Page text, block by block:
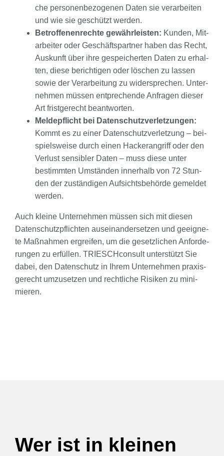
che per­so­nen­be­zo­ge­nen Daten sie ver­ar­bei­ten
und wie sie geschützt wer­den.
Betrof­fe­nen­rech­te gewähr­leis­ten: Kun­den, Mit­
ar­bei­ter oder Geschäfts­part­ner haben das Recht,
Aus­kunft über ihre gespei­cher­ten Daten zu erhal­
ten, die­se berich­ti­gen oder löschen zu las­sen
sowie der Ver­ar­bei­tung zu wider­spre­chen. Unter­
neh­men müs­sen ent­pre­chen­de Anfra­gen die­ser
Art frist­ge­recht beant­wor­ten.
Mel­de­pflicht bei Daten­schutz­ver­let­zun­gen:
Kommt es zu einer Daten­schutz­ver­let­zung – bei­
spiels­wei­se durch einen Hacker­an­griff oder den
Ver­lust sen­si­bler Daten – muss die­se unter
bestimm­ten Umstän­den inner­halb von 72 Stun­
den der zustän­di­gen Auf­sichts­be­hör­de gemel­det
wer­den.
Auch klei­ne Unter­neh­men müs­sen sich mit die­sen
Daten­schutz­pflich­ten aus­ein­an­der­set­zen und geeig­ne­
te Maß­nah­men ergrei­fen, um die gesetz­li­chen Anfor­de­
run­gen zu erfül­len. TRI­ESCH­con­sult unter­stützt Sie
dabei, den Daten­schutz in Ihrem Unter­neh­men pra­xis­
ge­recht umzu­set­zen und recht­li­che Risi­ken zu mini­
mie­ren.
Wer ist in klei­nen